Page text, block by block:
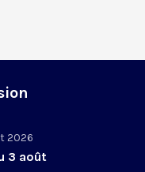
2026
3 août